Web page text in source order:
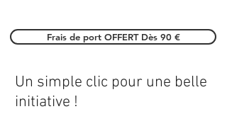
Frais de port OFFERT Dès 90 €
Un simple clic pour une belle
initiative !